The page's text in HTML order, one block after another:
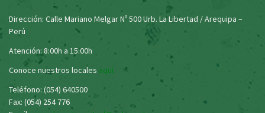
Dirección: Calle Mariano Melgar Nº 500 Urb. La Libertad / Arequipa –
Perú
Atención: 8:00h a 15:00h
Conoce nuestros locales aquí
Teléfono: (054) 640500
Fax: (054) 254 776